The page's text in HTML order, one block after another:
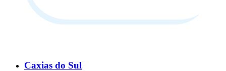
Caxias do Sul